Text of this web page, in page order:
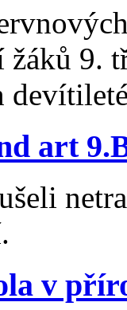
žáků 9.
art
v